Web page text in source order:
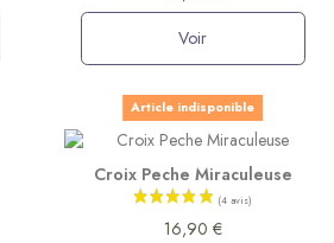
Voir
Article indisponible
Croix Peche Miraculeuse
16,90 €